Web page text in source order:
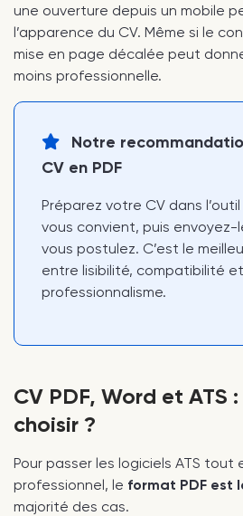
une ouverture depuis un mobile
l’apparence du CV. Même si le
mise en page décalée peut
moins professionnelle.
Notre
CV en PDF
Préparez votre CV dans
vous convient, puis envoyez-
vous postulez. C’est le
entre lisibilité, compatibilité et
professionnalisme.
CV PDF, Word et ATS
choisir ?
Pour passer les logiciels ATS tout
professionnel, le format PDF est
majorité des cas.